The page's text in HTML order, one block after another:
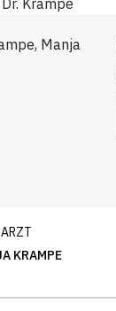
KRAMPE